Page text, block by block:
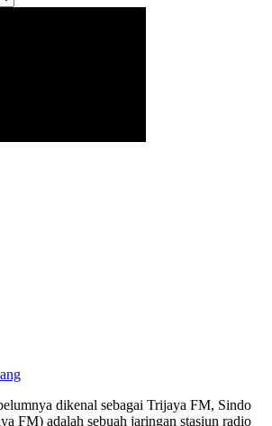
dikenal sebagai Trijaya FM, Sindo
FM) adalah sebuah jaringan stasiun radio